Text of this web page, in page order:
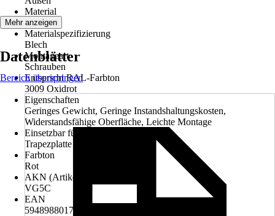
Material
Metall
Materialspezifizierung
Blech
Montageart
Schrauben
Entspricht RAL-Farbton
3009 Oxidrot
Eigenschaften
Geringes Gewicht, Geringe Instandshaltungskosten,
Widerstandsfähige Oberfläche, Leichte Montage
Einsetzbar für
Trapezplatte
Farbton
Rot
AKN (Artikelkurznummer)
VG5C
EAN
5948988017724, 5948988038880
Mehr anzeigen
Datenblätter
Bereich überspringen